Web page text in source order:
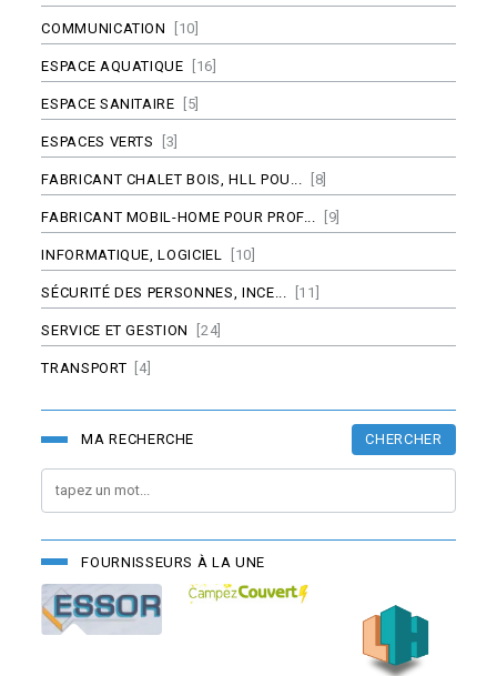
COMMUNICATION [10]
ESPACE AQUATIQUE [16]
ESPACE SANITAIRE [5]
ESPACES VERTS [3]
FABRICANT CHALET BOIS, HLL POU... [8]
FABRICANT MOBIL-HOME POUR PROF... [9]
INFORMATIQUE, LOGICIEL [10]
SÉCURITÉ DES PERSONNES, INCE... [11]
SERVICE ET GESTION [24]
TRANSPORT [4]
MA RECHERCHE CHERCHER
FOURNISSEURS À LA UNE